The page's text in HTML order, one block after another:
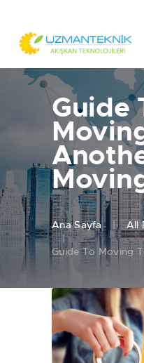
Guide
Ana Sayfa All
Guide To Moving